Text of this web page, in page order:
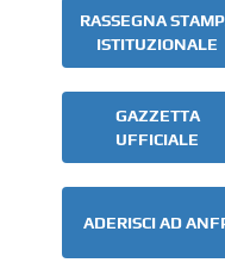
RASSEGNA
ISTITUZIONALE
GAZZETTA
UFFICIALE
ADERISCI AD